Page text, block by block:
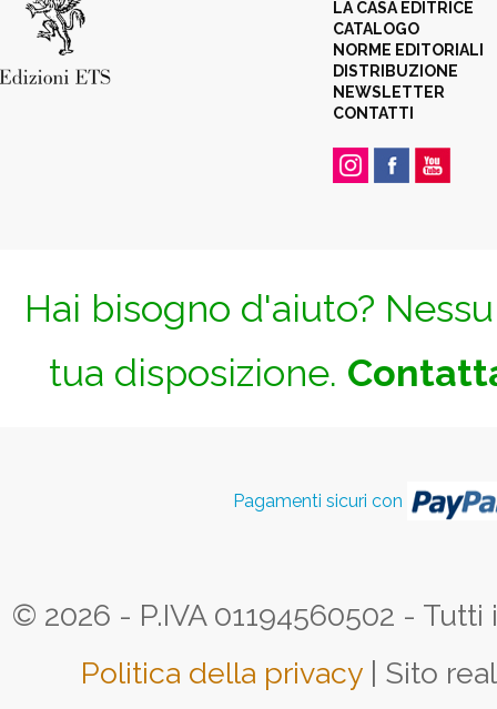
LA CASA EDITRICE
CATALOGO
NORME EDITORIALI
DISTRIBUZIONE
NEWSLETTER
CONTATTI
Hai bisogno d'aiuto?
tua disposizione.
Pagamenti sicuri con
© 2026 - P.IVA 01194560502 -
Politica della privacy | Sito